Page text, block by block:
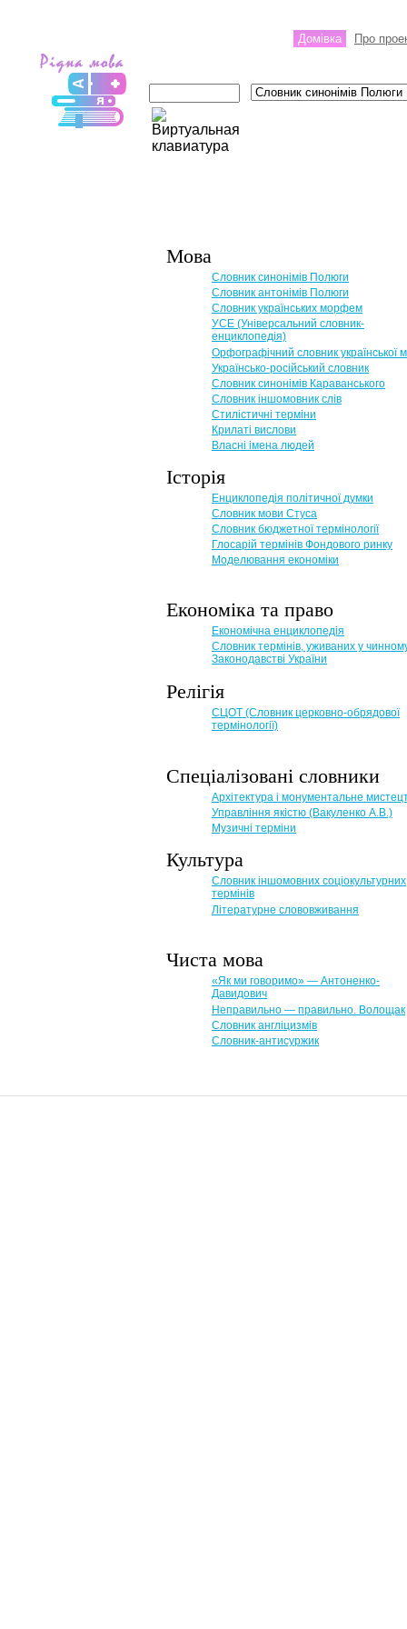
Домівка Про
Мова
Словник синонімів Полюги
Словник антонімів Полюги
Словник українських морфем
УСЕ (Універсальний словник-
енциклопедія)
Орфографічний словник української
Українсько-російський словник
Словник синонімів Караванського
Словник іншомовник слів
Стилістичні терміни
Крилаті вислови
Власні імена людей
Історія
Енциклопедія політичної думки
Словник мови Стуса
Словник бюджетної термінології
Глосарій термінів Фондового ринку
Моделювання економіки
Економіка та право
Eкономічна енциклопедія
Словник термінів, уживаних у
Законодавстві України
Релігія
СЦОТ (Словник церковно-обрядової
термінології)
Спеціалізовані словники
Архітектура і монументальне
Управління якістю (Вакуленко А.В.)
Музичні терміни
Культура
Словник іншомовних соціокультурних
термінів
Літературне слововживання
Чиста мова
«Як ми говоримо» — Антоненко-
Давидович
Неправильно — правильно. Волощак
Словник англіцизмів
Словник-антисуржик